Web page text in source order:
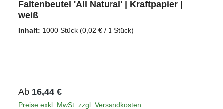
Faltenbeutel 'All Natural' | Kraftpapier |
weiß
Inhalt: 1000 Stück (0,02 € / 1 Stück)
Regulärer Preis:
Ab 16,44 €
Preise exkl. MwSt. zzgl. Versandkosten.